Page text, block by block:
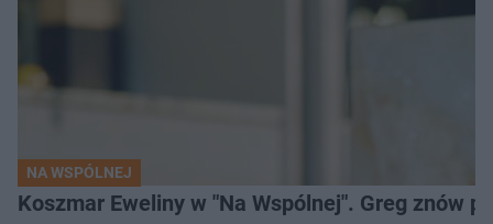
NA WSPÓLNEJ
Koszmar Eweliny w "Na Wspólnej". Greg znów